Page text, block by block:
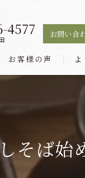
4577 お問い合
お客様の声
そば